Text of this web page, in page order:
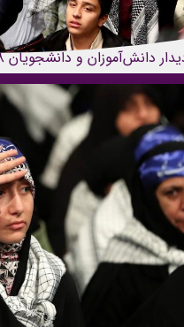
دانش‌آموزان و دانشجویان ۱۳۹۸